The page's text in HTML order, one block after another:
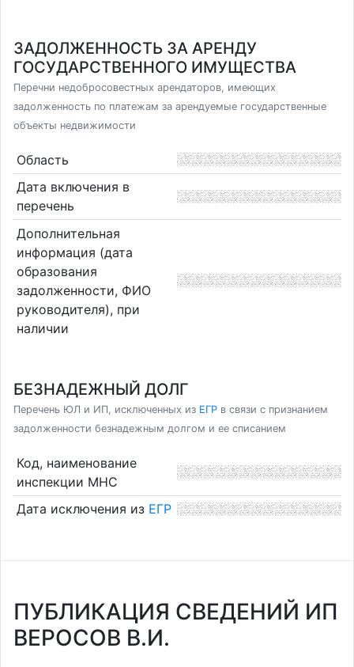
ЗАДОЛЖЕННОСТЬ ЗА АРЕНДУ
ГОСУДАРСТВЕННОГО ИМУЩЕСТВА
Перечни недобросовестных арендаторов, имеющих
задолженность по платежам за арендуемые государственные
объекты недвижимости
Область
Дата включения в
перечень
Дополнительная
информация (дата
образования
задолженности, ФИО
руководителя), при
наличии
БЕЗНАДЕЖНЫЙ ДОЛГ
Перечень ЮЛ и ИП, исключенных из ЕГР в связи с признанием
задолженности безнадежным долгом и ее списанием
Код, наименование
инспекции МНС
Дата исключения из ЕГР
ПУБЛИКАЦИЯ СВЕДЕНИЙ ИП
ВЕРОСОВ В.И.